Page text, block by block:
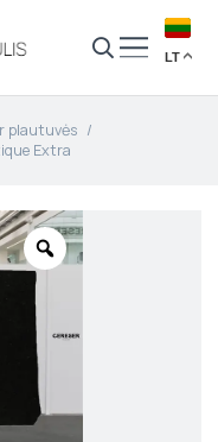
LT
plautuvės /
Extra